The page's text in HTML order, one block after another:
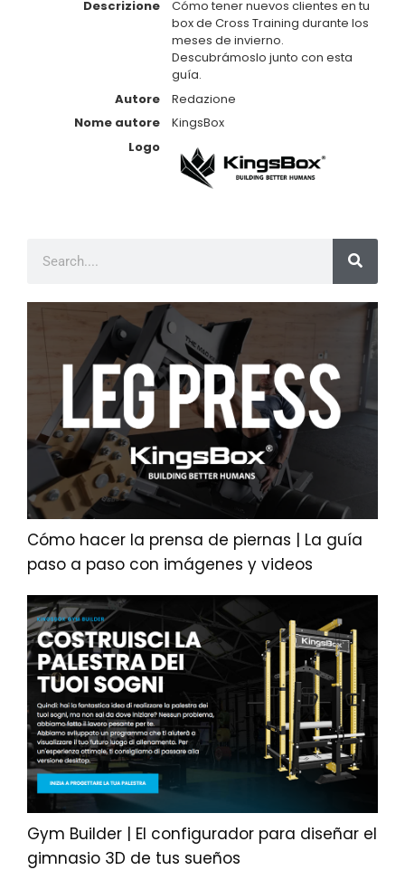
Descrizione
Cómo tener nuevos clientes en tu
box de Cross Training durante los
meses de invierno.
Descubrámoslo junto con esta
guía.
Autore
Redazione
Nome autore
KingsBox
Logo
Cómo hacer la prensa de piernas | La guía
paso a paso con imágenes y videos
Gym Builder | El configurador para diseñar el
gimnasio 3D de tus sueños